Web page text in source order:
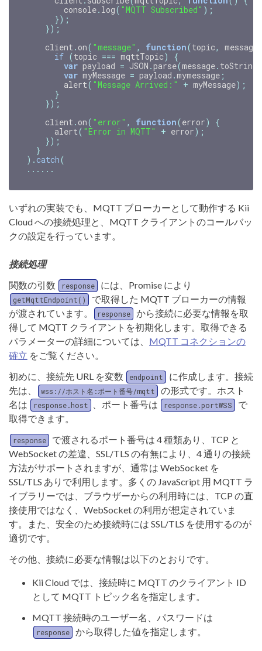
console. log( "MQTT Subscribed" );
});
});
client . on( "message" , function(topic, message
if (topic === mqttTopic)
{
var payload = JSON .parse(message. toString
var myMessage = payload .mymessage ;
alert( "Message Arrived:" + myMessage);
}
});
client . on( "error" , function(error)
{
alert( "Error in MQTT" + error);
});
}
). catch(
......
いずれの実装でも、MQTT ブローカーとして動作する Kii
Cloud への接続処理と、MQTT クライアントのコールバッ
クの設定を行っています。
接続処理
関数の引数
response には、Promise により
getMqttEndpoint()
で取得した MQTT ブローカーの情報
が渡されています。
response
から接続に必要な情報を取
得して MQTT クライアントを初期化します。取得できる
パラメーターの詳細については、 MQTT コネクションの
確立 をご覧ください。
初めに、接続先 URL を変数
endpoint
に作成します。接続
先は、
wss://ホスト名:ポート番号/mqtt
の形式です。ホスト
名は
response.host 、ポート番号は response.portWSS
で
取得できます。
response
で渡されるポート番号は 4 種類あり、TCP と
WebSocket の差違、SSL/TLS の有無により、4 通りの接続
方法がサポートされますが、通常は WebSocket を
SSL/TLS ありで利用します。多くの JavaScript 用 MQTT ラ
イブラリーでは、ブラウザーからの利用時には、TCP の直
接使用ではなく、WebSocket の利用が想定されていま
す。また、安全のため接続時には SSL/TLS を使用するのが
適切です。
その他、接続に必要な情報は以下のとおりです。
Kii Cloud では、接続時に MQTT のクライアント ID
として MQTT トピック名を指定します。
MQTT 接続時のユーザー名、パスワードは
response から取得した値を指定します。